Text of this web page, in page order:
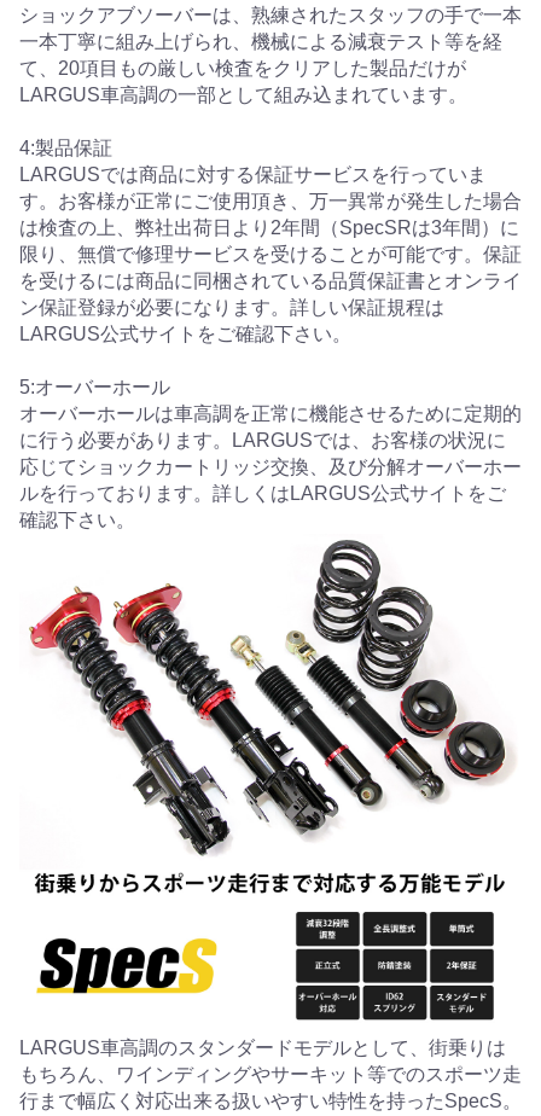
ショックアブソーバーは、熟練されたスタッフの手で一本
一本丁寧に組み上げられ、機械による減衰テスト等を経
て、20項目もの厳しい検査をクリアした製品だけが
LARGUS車高調の一部として組み込まれています。
4:製品保証
LARGUSでは商品に対する保証サービスを行っていま
す。お客様が正常にご使用頂き、万一異常が発生した場合
は検査の上、弊社出荷日より2年間（SpecSRは3年間）に
限り、無償で修理サービスを受けることが可能です。保証
を受けるには商品に同梱されている品質保証書とオンライ
ン保証登録が必要になります。詳しい保証規程は
LARGUS公式サイトをご確認下さい。
5:オーバーホール
オーバーホールは車高調を正常に機能させるために定期的
に行う必要があります。LARGUSでは、お客様の状況に
応じてショックカートリッジ交換、及び分解オーバーホー
ルを行っております。詳しくはLARGUS公式サイトをご
確認下さい。
LARGUS車高調のスタンダードモデルとして、街乗りは
もちろん、ワインディングやサーキット等でのスポーツ走
行まで幅広く対応出来る扱いやすい特性を持ったSpecS。